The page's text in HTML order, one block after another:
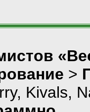
>
, Kivals,